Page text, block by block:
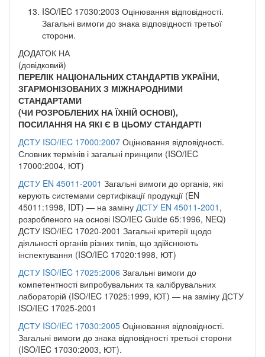
ISO/IEC 17030:2003 Оцінювання відповідності.
Загальні вимоги до знака відповідності тре­тьої
сторони.
ДОДАТОК НА
(довідковий)
ПЕРЕЛІК НАЦІОНАЛЬНИХ СТАНДАРТІВ УКРАЇНИ,
ЗГАРМОНІЗОВАНИХ З МІЖНАРОДНИМИ
СТАНДАРТАМИ
(ЧИ РОЗРОБЛЕНИХ НА ЇХНІЙ ОСНОВІ),
ПОСИЛАННЯ НА ЯКІ Є В ЦЬОМУ СТАНДАРТІ
ДСТУ ISO/IEC 17000:2007 Оцінювання відповідності.
Словник термінів і загальні принципи (ISO/IEC
17000:2004, ЮТ)
ДСТУ EN 45011-2001 Загальні вимоги до органів, які
керують системами сертифікації продукції (EN
45011:1998, IDT) — на заміну ДСТУ EN 45011-2001 ,
розробленого на основі ISO/IEC Guide 65:1996, NEQ)
ДСТУ ISO/IEC 17020-2001 Загальні критерії щодо
діяльності органів різних типів, що здійсню­ють
інспектування (ISO/IEC 17020:1998, ЮТ)
ДСТУ ISO/IEC 17025:2006 Загальні вимоги до
компетентності випробувальних та калібруваль­них
лабораторій (ISO/IEC 17025:1999, ЮТ) — на заміну ДСТУ
ISO/IEC 17025-2001
ДСТУ ISO/IEC 17030:2005 Оцінювання відповідності.
Загальні вимоги до знака відповідності третьої сторони
(ISO/IEC 17030:2003, ЮТ).